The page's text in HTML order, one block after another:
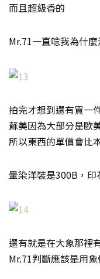
而且超級香的
Mr.71一直唸我為什
拍完才想到還有買一
蘇美因為大部分是歐
所以東西的單價會比
暈染洋裝是300B，
還有就是在大象那裡
Mr.71判斷應該是用